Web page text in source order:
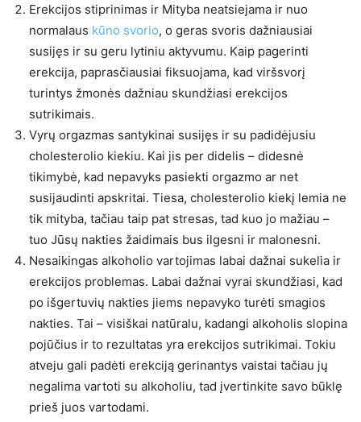
Erekcijos stiprinimas ir Mityba neatsiejama ir nuo
normalaus kūno svorio, o geras svoris dažniausiai
susijęs ir su geru lytiniu aktyvumu. Kaip pagerinti
erekcija, paprasčiausiai fiksuojama, kad viršsvorį
turintys žmonės dažniau skundžiasi erekcijos
sutrikimais.
Vyrų orgazmas santykinai susijęs ir su padidėjusiu
cholesterolio kiekiu. Kai jis per didelis – didesnė
tikimybė, kad nepavyks pasiekti orgazmo ar net
susijaudinti apskritai. Tiesa, cholesterolio kiekį lemia ne
tik mityba, tačiau taip pat stresas, tad kuo jo mažiau –
tuo Jūsų nakties žaidimais bus ilgesni ir malonesni.
Nesaikingas alkoholio vartojimas labai dažnai sukelia ir
erekcijos problemas. Labai dažnai vyrai skundžiasi, kad
po išgertuvių nakties jiems nepavyko turėti smagios
nakties. Tai – visiškai natūralu, kadangi alkoholis slopina
pojūčius ir to rezultatas yra erekcijos sutrikimai. Tokiu
atveju gali padėti erekciją gerinantys vaistai tačiau jų
negalima vartoti su alkoholiu, tad įvertinkite savo būklę
prieš juos vartodami.